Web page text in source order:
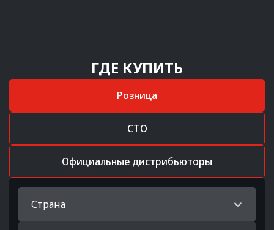
ГДЕ КУПИТЬ
Розница
СТО
Официальные дистрибьюторы
Страна